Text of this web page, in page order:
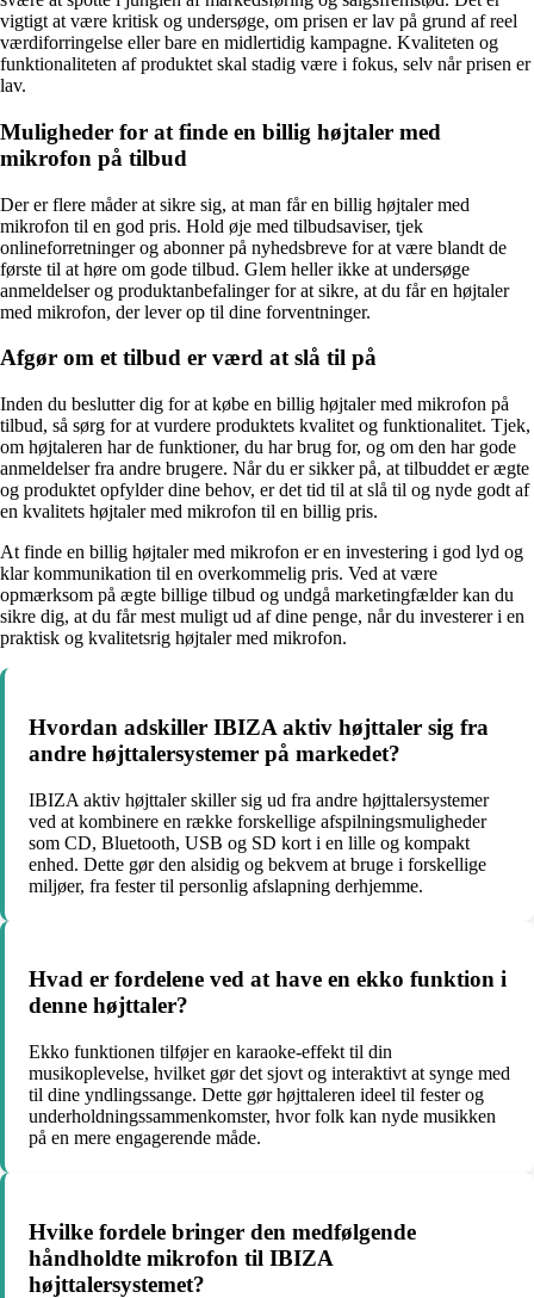
vigtigt at være kritisk og undersøge, om prisen er lav på grund af reel
værdiforringelse eller bare en midlertidig kampagne. Kvaliteten og
funktionaliteten af produktet skal stadig være i fokus, selv når prisen er
lav.
Muligheder for at finde en billig højtaler med
mikrofon på tilbud
Der er flere måder at sikre sig, at man får en billig højtaler med
mikrofon til en god pris. Hold øje med tilbudsaviser, tjek
onlineforretninger og abonner på nyhedsbreve for at være blandt de
første til at høre om gode tilbud. Glem heller ikke at undersøge
anmeldelser og produktanbefalinger for at sikre, at du får en højtaler
med mikrofon, der lever op til dine forventninger.
Afgør om et tilbud er værd at slå til på
Inden du beslutter dig for at købe en billig højtaler med mikrofon på
tilbud, så sørg for at vurdere produktets kvalitet og funktionalitet. Tjek,
om højtaleren har de funktioner, du har brug for, og om den har gode
anmeldelser fra andre brugere. Når du er sikker på, at tilbuddet er ægte
og produktet opfylder dine behov, er det tid til at slå til og nyde godt af
en kvalitets højtaler med mikrofon til en billig pris.
At finde en billig højtaler med mikrofon er en investering i god lyd og
klar kommunikation til en overkommelig pris. Ved at være
opmærksom på ægte billige tilbud og undgå marketingfælder kan du
sikre dig, at du får mest muligt ud af dine penge, når du investerer i en
praktisk og kvalitetsrig højtaler med mikrofon.
Hvordan adskiller IBIZA aktiv højttaler sig fra
andre højttalersystemer på markedet?
IBIZA aktiv højttaler skiller sig ud fra andre højttalersystemer
ved at kombinere en række forskellige afspilningsmuligheder
som CD, Bluetooth, USB og SD kort i en lille og kompakt
enhed. Dette gør den alsidig og bekvem at bruge i forskellige
miljøer, fra fester til personlig afslapning derhjemme.
Hvad er fordelene ved at have en ekko funktion i
denne højttaler?
Ekko funktionen tilføjer en karaoke-effekt til din
musikoplevelse, hvilket gør det sjovt og interaktivt at synge med
til dine yndlingssange. Dette gør højttaleren ideel til fester og
underholdningssammenkomster, hvor folk kan nyde musikken
på en mere engagerende måde.
Hvilke fordele bringer den medfølgende
håndholdte mikrofon til IBIZA
højttalersystemet?